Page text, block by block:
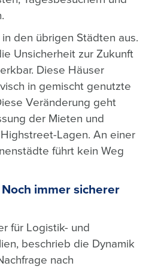
den übrigen Städten aus.
Unsicherheit zur Zukunft
Diese Häuser
in gemischt genutzte
Veränderung geht
der Mieten und
Lagen. An einer
führt kein Weg
immer sicherer
für Logistik- und
beschrieb die Dynamik
nach